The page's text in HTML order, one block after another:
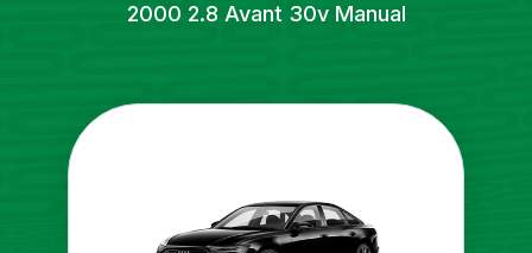
2000 2.8 Avant 30v Manual